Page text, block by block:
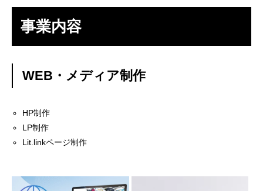
事業内容
WEB・メディア制作
HP制作
LP制作
Lit.linkページ制作